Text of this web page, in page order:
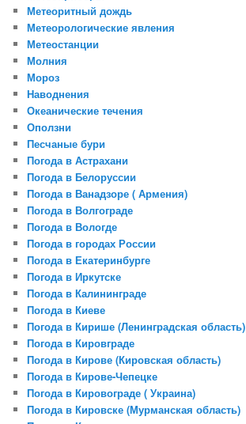
Метеоритный дождь
Метеорологические явления
Метеостанции
Молния
Мороз
Наводнения
Океанические течения
Оползни
Песчаные бури
Погода в Астрахани
Погода в Белоруссии
Погода в Ванадзоре ( Армения)
Погода в Волгограде
Погода в Вологде
Погода в городах России
Погода в Екатеринбурге
Погода в Иркутске
Погода в Калининграде
Погода в Киеве
Погода в Кирише (Ленинградская область)
Погода в Кировграде
Погода в Кирове (Кировская область)
Погода в Кирове-Чепецке
Погода в Кировограде ( Украина)
Погода в Кировске (Мурманская область)